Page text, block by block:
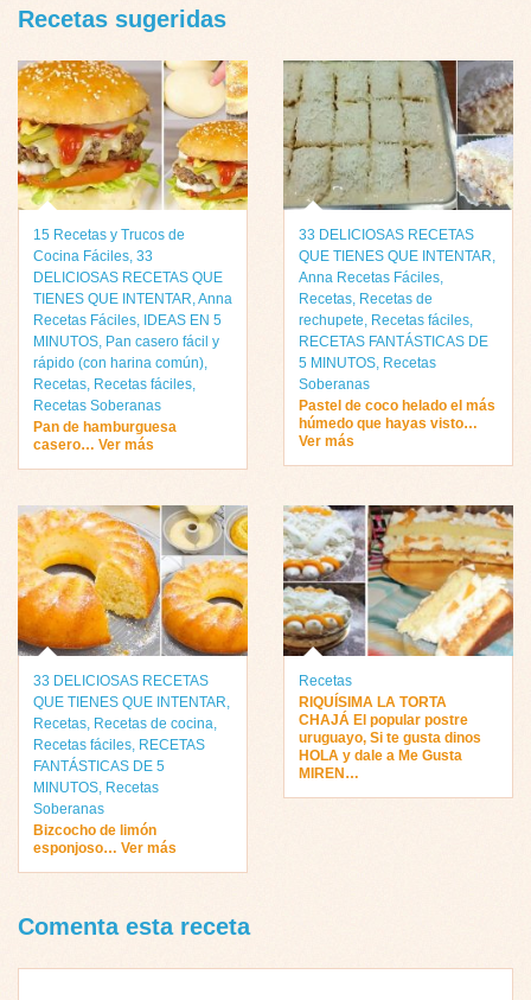
Recetas sugeridas
15 Recetas y Trucos de
Cocina Fáciles, 33
DELICIOSAS RECETAS QUE
TIENES QUE INTENTAR,Anna
Recetas Fáciles, IDEAS EN 5
MINUTOS, Pan casero fácil y
rápido (con harina común),
Recetas, Recetas fáciles,
Recetas Soberanas
Pan de hamburguesa
casero… Ver más
33 DELICIOSAS RECETAS
QUE TIENES QUE INTENTAR,
Anna Recetas Fáciles,
Recetas, Recetas de
rechupete, Recetas fáciles,
RECETAS FANTÁSTICAS DE
5 MINUTOS, Recetas
Soberanas
Pastel de coco helado el más
húmedo que hayas visto…
Ver más
33 DELICIOSAS RECETAS
QUE TIENES QUE INTENTAR,
Recetas, Recetas de cocina,
Recetas fáciles, RECETAS
FANTÁSTICAS DE 5
MINUTOS, Recetas
Soberanas
Bizcocho de limón
esponjoso… Ver más
Recetas
RIQUÍSIMA LA TORTA
CHAJÁ El popular postre
uruguayo, Si te gusta dinos
HOLA y dale a Me Gusta
MIREN…
Comenta esta receta